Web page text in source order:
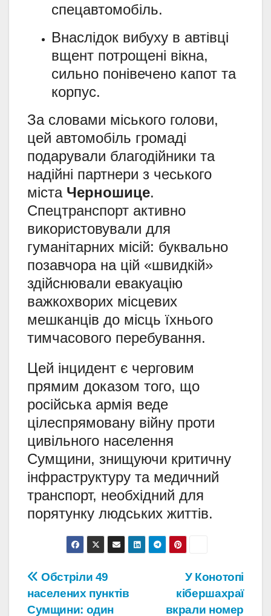
спецавтомобіль.
Внаслідок вибуху в автівці
вщент потрощені вікна,
сильно понівечено капот та
корпус.
За словами міського голови,
цей автомобіль громаді
подарували благодійники та
надійні партнери з чеського
міста Черношице.
Спецтранспорт активно
використовували для
гуманітарних місій: буквально
позавчора на цій «швидкій»
здійснювали евакуацію
важкохворих місцевих
мешканців до місць їхнього
тимчасового перебування.
Цей інцидент є черговим
прямим доказом того, що
російська армія веде
цілеспрямовану війну проти
цивільного населення
Сумщини, знищуючи критичну
інфраструктуру та медичний
транспорт, необхідний для
порятунку людських життів.
Навігація
записів
У Конотопі
кібершахраї
вкрали номер
Обстріли 49
населених пунктів
Сумщини: один